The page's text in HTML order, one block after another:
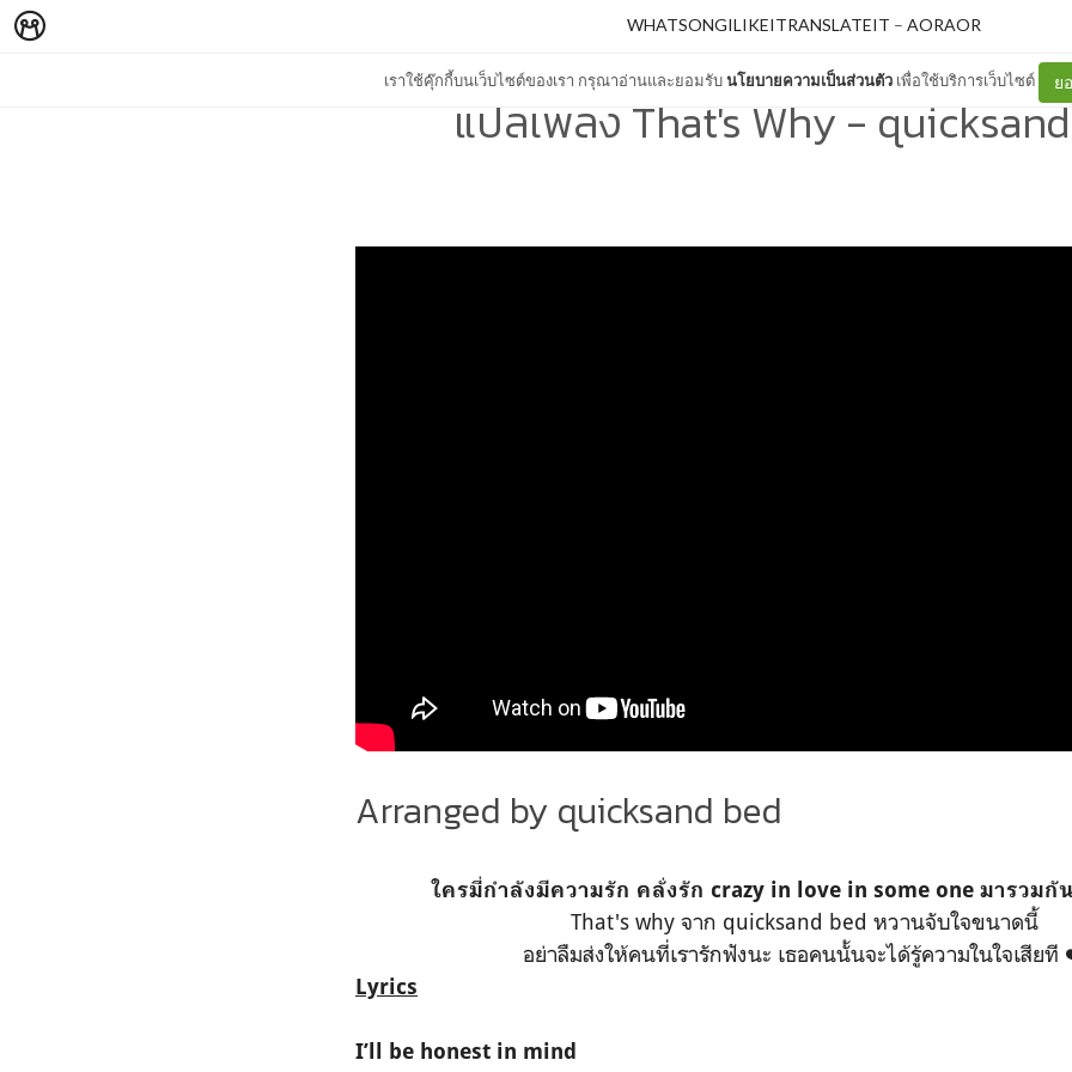
เราใช้คุ๊กกี้บนเว็บไซต์ของเรา กรุณาอ่านและยอมรับนโยบายความเป็นส่วนตัว เพื่อใช้บริการเว็บไซต์ ย
WHATSONGILIKEITRANSLATEIT – AORAOR
แปลเพลง That's Why -
Arranged by quicksand bed
ใครมี่กำลังมีความรัก คลั่งรัก crazy in love in some one มารวมกั
That's why จาก quicksand bed หวานจับใจขนาดนี้
อย่าลืมส่งให้คนที่เรารักฟังนะ เธอคนนั้นจะได้รู้ความในใจเสียที
Lyrics
I’ll be honest in mind